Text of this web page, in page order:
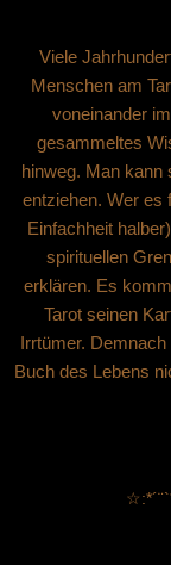
Viele
Menschen am
voneinander
gesammeltes
hinweg. Man kann
entziehen. Wer es
Einfachheit
spirituellen
erklären. Es
Tarot seinen
Irrtümer.
Buch des Lebens